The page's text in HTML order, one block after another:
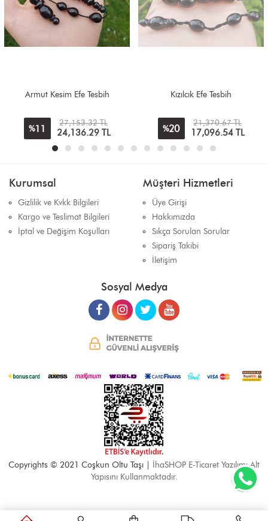
Armut Kesim Efe Tesbih
%11
27,153.32 TL
24,136.29TL
Kızılcık Efe Tesbih
%20
21,370.67 TL
17,096.54TL
Kurumsal
Gizlilik ve Kvkk Bilgileri
Kargo ve Teslimat Bilgileri
İptal ve Değişim Koşulları
Müşteri Hizmetleri
Üye Girişi
Hakkımızda
Sıkça Sorulan Sorular
Sipariş Takibi
İletişim
Sosyal Medya
Copyrights © 2021 Coşkun Oltu Taşı | İhaSHOP E-Ticaret Yazılımı Alt
Yapısını Kullanmaktadır.